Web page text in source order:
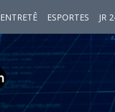
ENTRETÊ ESPORTES JR